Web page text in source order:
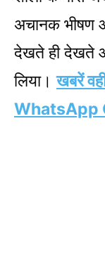
अचानक भीषण
देखते ही देखते
लिया।खबरें
WhatsApp